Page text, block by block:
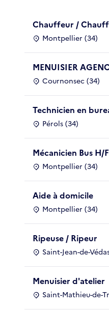
Chauffeur /
Montpellier (34)
MENUISIER
Cournonsec (34)
Technicien en
Pérols (34)
Mécanicien Bus H/F
Montpellier (34)
Aide à domicile
Montpellier (34)
Ripeuse / Ripeur
Saint-Jean-de-
Menuisier d'atelier
Saint-Mathieu-de-